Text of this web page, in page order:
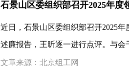
石景山区委组织部召开2025年度
近日，石景山区委组织部召开2025
述廉报告，王昕逐一进行点评。与
文章来源：北京组工网